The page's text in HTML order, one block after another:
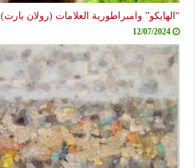
“الهايكو” وامبراطورية العلامات (رولان بارت)
12/07/2024